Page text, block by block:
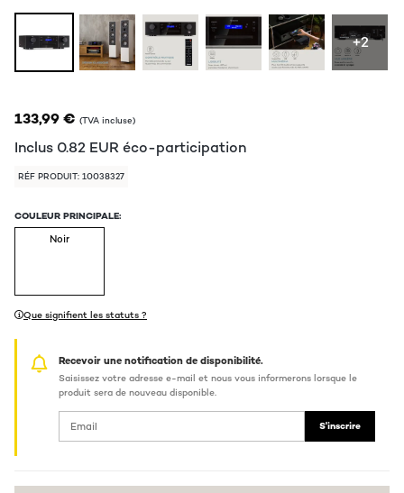
+2
133,99 € (TVA incluse)
Inclus 0.82 EURéco-participation
RÉF PRODUIT: 10038327
COULEUR PRINCIPALE:
Noir
Que signifient les statuts ?
Recevoir une notification de disponibilité.
Saisissez votre adresse e-mail et nous vous informerons lorsque le
produit sera de nouveau disponible.
S'inscrire